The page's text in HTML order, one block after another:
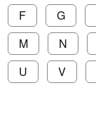
F
G
M
N
U
V